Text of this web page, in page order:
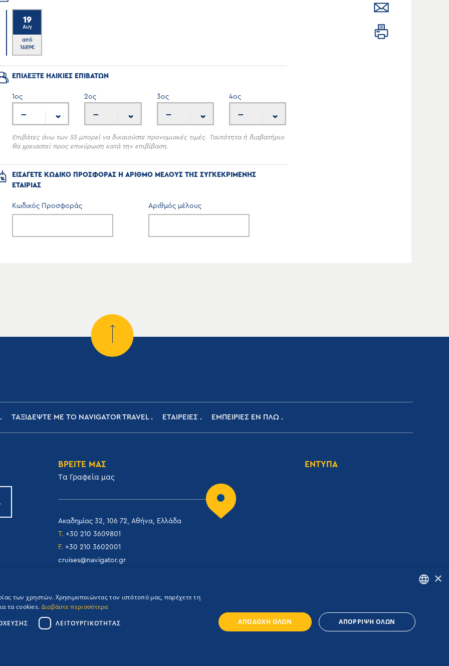
19
Αυγ
από
1689€
ΕΠΙΛΕΞΤΕ ΗΛΙΚΙΕΣ ΕΠΙΒΑΤΩΝ
1ος
---
2ος
---
3ος
---
4ος
---
Επιβάτες άνω των 55 μπορεί να δικαιούστε προνομιακές τιμές. Ταυτότητα ή διαβατήριο
θα χρειαστεί προς επικύρωση κατά την επιβίβαση.
ΕΙΣΑΓΕΤΕ ΚΩΔΙΚΟ ΠΡΟΣΦΟΡΑΣ Η ΑΡΙΘΜΟ ΜΕΛΟΥΣ ΤΗΣ ΣΥΓΚΕΚΡΙΜΕΝΗΣ
ΕΤΑΙΡΙΑΣ
Κωδικός Προσφοράς Αριθμός μέλους
ΤΑΞΙΔΕΨΤΕ ΜΕ ΤΟ NAVIGATOR TRAVEL ΕΤΑΙΡΕΙΕΣ ΕΜΠΕΙΡΙΕΣ ΕΝ ΠΛΩ
ΒΡΕΙΤΕ ΜΑΣ
Tα Γραφεία μας
Ακαδημίας 32, 106 72, Αθήνα, Ελλάδα
T. +30 210 3609801
F. +30 210 3602001
cruises@navigator.gr
ΕΝΤΥΠΑ
GREEK
×
των χρηστών. Χρησιμοποιώντας τον ιστότοπό μας, παρέχετε τη
τα cookies. Διαβάστε περισσότερα
ΛΕΙΤΟΥΡΓΙΚΌΤΗΤΑΣ ΑΠΟΔΟΧΉ ΌΛΩΝ ΑΠΌΡΡΙΨΗ ΌΛΩΝ